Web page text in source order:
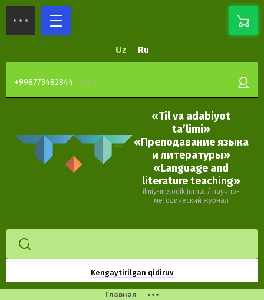
Uz Ru
+998773482844
«Til va adabiyot
ta’limi»
«Преподавание языка
и литературы»
«Language and
literature teaching»
ilmiy-metodik jurnal / научно-
методический журнал
Kengaytirilgan qidiruv
Главная